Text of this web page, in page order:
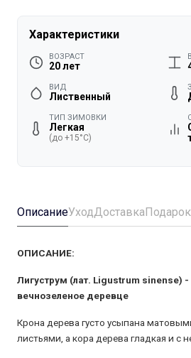
Характеристики
ВОЗРАСТ
20 лет
ВИД
Лиственный
ТИП ЗИМОВКИ
Легкая
(до +15°C)
ОписаниеУходДоставкаПодарок
ОПИСАНИЕ:
Лигуструм (лат. Ligustrum sinense)
вечнозеленое деревце
Крона дерева густо усыпана
листьями, а кора дерева гладкая и с